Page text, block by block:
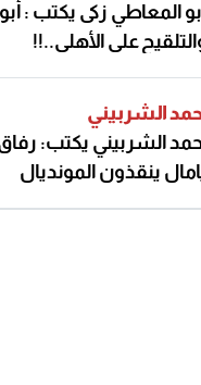
المعاطي زكى يكتب :
على الأهلى..!!
الشربيني
الشربيني يكتب:
ينقذون المونديال